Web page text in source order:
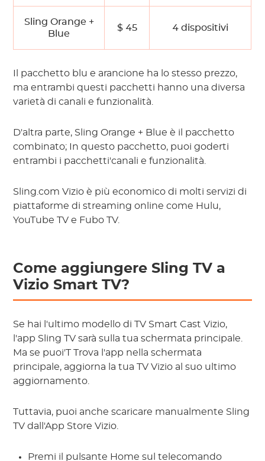
Sling Orange +
Blue
$ 45 4 dispositivi
Il pacchetto blu e arancione ha lo stesso prezzo,
ma entrambi questi pacchetti hanno una diversa
varietà di canali e funzionalità.
D'altra parte, Sling Orange + Blue è il pacchetto
combinato; In questo pacchetto, puoi goderti
entrambi i pacchetti'canali e funzionalità.
Sling.com Vizio è più economico di molti servizi di
piattaforme di streaming online come Hulu,
YouTube TV e Fubo TV.
Come aggiungere Sling TV a
Vizio Smart TV?
Se hai l'ultimo modello di TV Smart Cast Vizio,
l'app Sling TV sarà sulla tua schermata principale.
Ma se puoi'T Trova l'app nella schermata
principale, aggiorna la tua TV Vizio al suo ultimo
aggiornamento.
Tuttavia, puoi anche scaricare manualmente Sling
TV dall'App Store Vizio.
Premi il pulsante Home sul telecomando